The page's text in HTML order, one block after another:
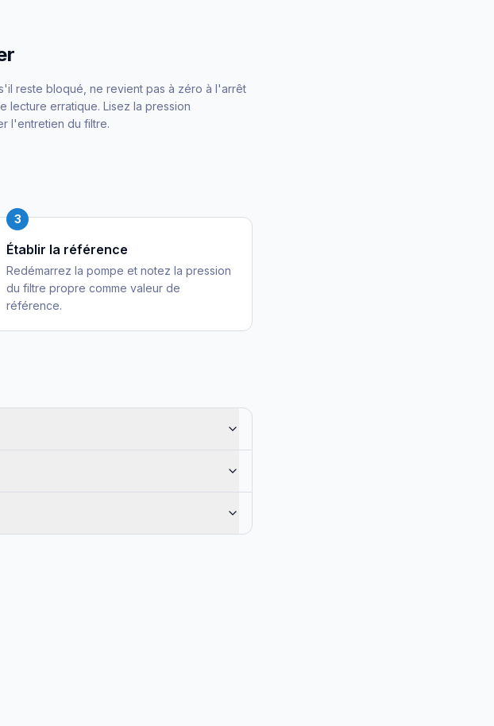
reste bloqué, ne revient pas à zéro à l'arrêt
lecture erratique. Lisez la pression
l'entretien du filtre.
3
Établir la référence
Redémarrez la pompe et notez la pression
du filtre propre comme valeur de
référence.